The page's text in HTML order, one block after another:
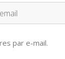
par e-mail.